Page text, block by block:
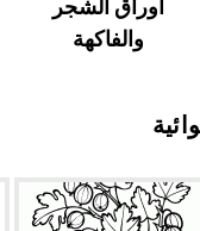
أوراق الشجر
والفاكهة